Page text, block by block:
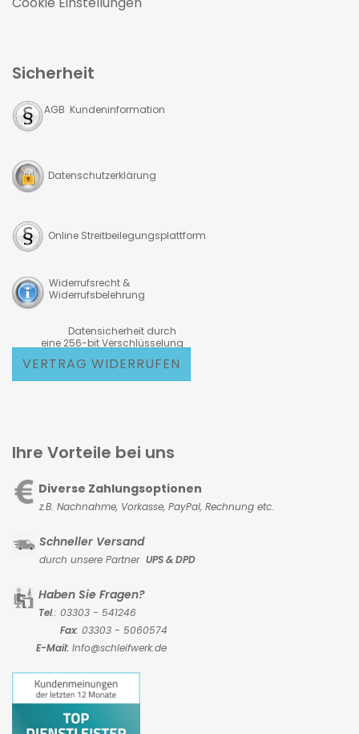
Sicherheit
AGB Kundeninformation
Datenschutzerklärung
Online Streitbeilegungsplattform
Widerrufsrecht &
Widerrufsbelehrung
Datensicherheit durch
eine 256-bit Verschlüsselung
VERTRAG WIDERRUFEN
Ihre Vorteile bei uns
Diverse Zahlungsoptionen
z.B. Nachnahme, Vorkasse, PayPal, Rechnung etc.
Schneller Versand
durch unsere Partner UPS & DPD
Haben Sie Fragen?
Tel.: 03303 - 541246
Fax: 03303 - 5060574
E-Mail: Info@schleifwerk.de